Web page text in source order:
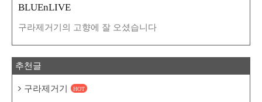
BLUEnLIVE
구라제거기의 고향에 잘 오셨습니다
추천글
구라제거기 HOT